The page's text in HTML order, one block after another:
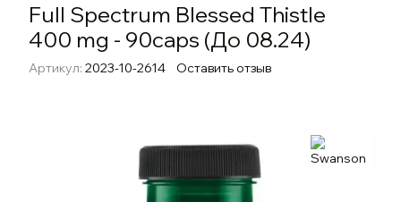
Full Spectrum Blessed Thistle
400 mg - 90caps (До 08.24)
Артикул: 2023-10-2614 Оставить отзыв